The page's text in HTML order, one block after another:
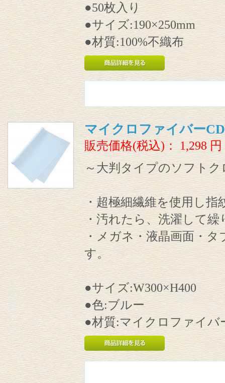
●50枚入り
●サイズ:190×250mm
●材質:100%不織布
マイクロファイバー
販売価格(税込)： 1,298円
～大判タイプのソフトク
・超極細繊維を使用し指
・汚れたら、洗濯して
・メガネ・液晶画面・
す。
●サイズ:W300×H400
●色:ブルー
●材質:マイクロファイバ